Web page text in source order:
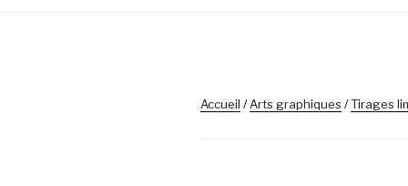
Accueil /Arts graphiques /Tirages